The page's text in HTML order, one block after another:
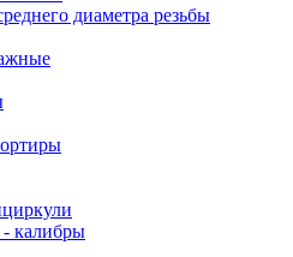
диаметра резьбы
калибры